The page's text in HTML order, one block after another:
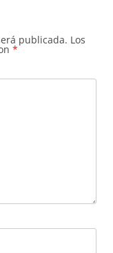
publicada. Los
*